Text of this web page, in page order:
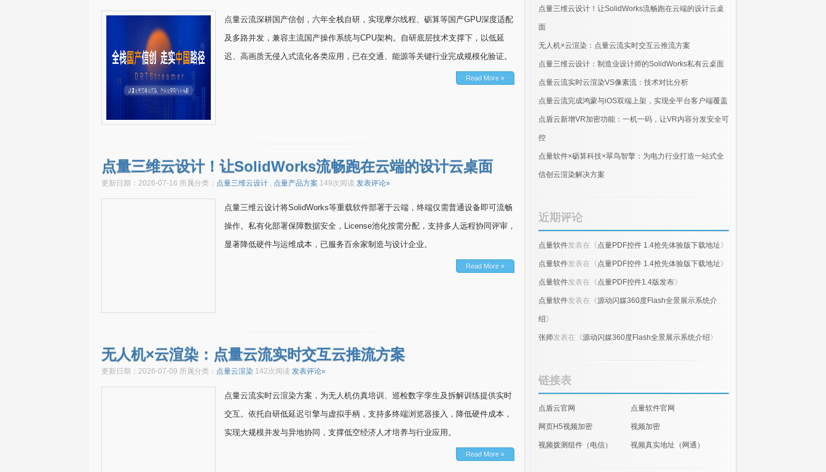
点量云流深耕国产信创，六年全栈自研，实现摩尔线程、砺算等国产GPU深度适配
及多路并发，兼容主流国产操作系统与CPU架构。自研底层技术支撑下，以低延
迟、高画质无侵入式流化各类应用，已在交通、能源等关键行业完成规模化验证。
Read More »
点量三维云设计！让SolidWorks流畅跑在云端的设计云桌面
更新日期：2026-07-16 所属分类： 点量三维云设计 , 点量产品方案 149次阅读 发表评论»
点量三维云设计将SolidWorks等重载软件部署于云端，终端仅需普通设备即可流畅
操作。私有化部署保障数据安全，License池化按需分配，支持多人远程协同评审，
显著降低硬件与运维成本，已服务百余家制造与设计企业。
Read More »
无人机×云渲染：点量云流实时交互云推流方案
更新日期：2026-07-09 所属分类： 点量云渲染 142次阅读 发表评论»
点量云流实时云渲染方案，为无人机仿真培训、巡检数字孪生及拆解训练提供实时
交互。依托自研低延迟引擎与虚拟手柄，支持多终端浏览器接入，降低硬件成本，
实现大规模并发与异地协同，支撑低空经济人才培养与行业应用。
Read More »
点量三维云设计！让SolidWorks流畅跑在云端的设计云桌
面
无人机×云渲染：点量云流实时交互云推流方案
点量三维云设计：制造业设计师的SolidWorks私有云桌面
点量云流实时云渲染VS像素流：技术对比分析
点量云流完成鸿蒙与iOS双端上架，实现全平台客户端覆盖
点盾云新增VR加密功能：一机一码，让VR内容分发安全可
控
点量软件×砺算科技×翠鸟智擎：为电力行业打造一站式全
信创云渲染解决方案
近期评论
点量软件发表在《点量PDF控件 1.4抢先体验版下载地址》
点量软件发表在《点量PDF控件 1.4抢先体验版下载地址》
点量软件发表在《点量PDF控件1.4版发布》
点量软件发表在《源动闪媒360度Flash全景展示系统介
绍》
张师发表在《源动闪媒360度Flash全景展示系统介绍》
链接表
点盾云官网 点量软件官网
网页H5视频加密 视频加密
视频拨测组件（电信） 视频真实地址（网通）